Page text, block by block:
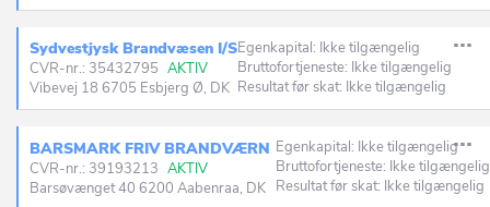
Sydvestjysk Brandvæsen I/S
CVR-nr.: 35432795 AKTIV
Vibevej 18 6705 Esbjerg Ø, DK
Egenkapital: Ikke tilgængelig
Bruttofortjeneste: Ikke tilgængelig
Resultat før skat: Ikke tilgængelig
BARSMARK FRIV BRANDVÆRN
CVR-nr.: 39193213 AKTIV
Barsøvænget 40 6200 Aabenraa, DK
Egenkapital: Ikke tilgængelig
Bruttofortjeneste: Ikke tilgængelig
Resultat før skat: Ikke tilgængelig